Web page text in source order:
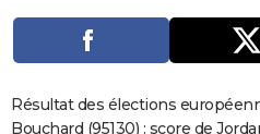
Dictionnaire
Biographies
Expressions
Proverbes
PROGRAMME TV
S'inscrire
Se connecter
Lycées
Collèges
Primaires
Universités
Entreprises
Service militaire
Avis de recherche
AVIS DE DÉCÈS
Résultat des élections
Bouchard (95130) : score de